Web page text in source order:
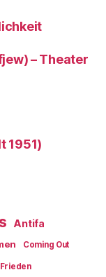
– Theater
1951)
Antifa
Coming Out
Frieden